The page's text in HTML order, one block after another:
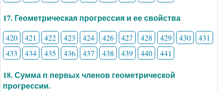
17. Геометрическая прогрессия и ее свойства
420 421 422 423 424 426 427 428 429 430
431
433
434 435 436 437 438 439 440 441
18. Сумма п первых членов геометрической
прогрессии.